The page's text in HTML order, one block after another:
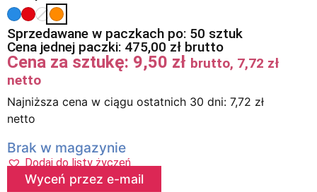
Sprzedawane w paczkach po: 50 sztuk
Cena jednej paczki: 475,00 zł brutto
Cena za sztukę: 9,50 zł brutto, 7,72 zł
netto
Najniższa cena w ciągu ostatnich 30 dni: 7,72 zł
netto
Brak w magazynie
Dodaj do listy życzeń
Wyceń przez e-mail